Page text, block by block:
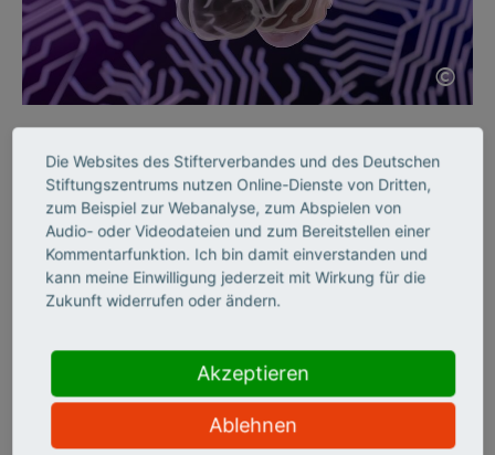
©
Wie KI die Neurologie
verändern wird
Seit 50 Jahren fördert die „Schilling-Stiftung“ herausragende
medizinische Forschung. Zum Jubiläum setzt sie nun auf
der Schlaganfallforscher Ulrich Dirnagl im Interview.
Die Websites des Stifterverbandes und des Deutschen
Stiftungszentrums nutzen Online-Dienste von Dritten,
zum Beispiel zur Webanalyse, zum Abspielen von
Audio- oder Videodateien und zum Bereitstellen einer
Kommentarfunktion. Ich bin damit einverstanden und
kann meine Einwilligung jederzeit mit Wirkung für die
Zukunft widerrufen oder ändern.
Akzeptieren
Ablehnen